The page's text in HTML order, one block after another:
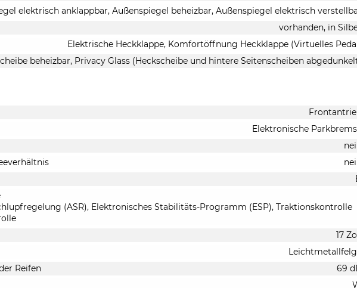
elektrisch anklappbar, Außenspiegel beheizbar, Außenspiegel elektrisch
vorhanden, in
Elektrische Heckklappe, Komfortöffnung Heckklappe (Virtuelles
beheizbar, Privacy Glass (Heckscheibe und hintere Seitenscheiben
Elektronische
(ASR), Elektronisches Stabilitäts-Programm (ESP), Traktionskontrolle
17
Reifen
69